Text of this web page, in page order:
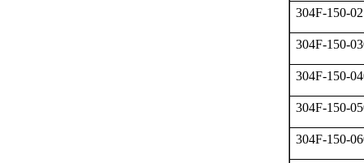
304F-150-
304F-150-
304F-150-
304F-150-
304F-150-